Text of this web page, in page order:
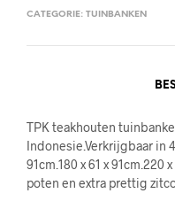
CATEGORIE: TUINBANKEN
TPK teakhouten
Indonesie.Verkrijgbaar in 4
91cm.180 x 61 x 91cm.220
poten en extra prettig